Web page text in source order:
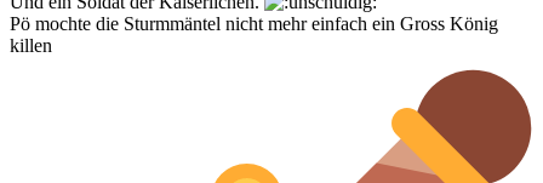
Pö mochte die Sturmmäntel nicht mehr einfach ein Gross König
killen